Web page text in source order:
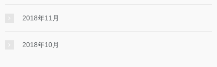
2018年11月
2018年10月